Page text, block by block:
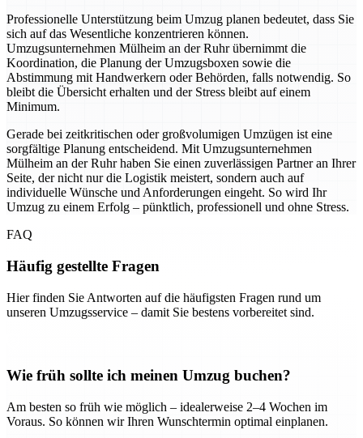
Professionelle Unterstützung beim Umzug planen bedeutet, dass Sie
sich auf das Wesentliche konzentrieren können.
Umzugsunternehmen Mülheim an der Ruhr übernimmt die
Koordination, die Planung der Umzugsboxen sowie die
Abstimmung mit Handwerkern oder Behörden, falls notwendig. So
bleibt die Übersicht erhalten und der Stress bleibt auf einem
Minimum.
Gerade bei zeitkritischen oder großvolumigen Umzügen ist eine
sorgfältige Planung entscheidend. Mit Umzugsunternehmen
Mülheim an der Ruhr haben Sie einen zuverlässigen Partner an Ihrer
Seite, der nicht nur die Logistik meistert, sondern auch auf
individuelle Wünsche und Anforderungen eingeht. So wird Ihr
Umzug zu einem Erfolg – pünktlich, professionell und ohne Stress.
FAQ
Häufig gestellte Fragen
Hier finden Sie Antworten auf die häufigsten Fragen rund um
unseren Umzugsservice – damit Sie bestens vorbereitet sind.
Wie früh sollte ich meinen Umzug buchen?
Am besten so früh wie möglich – idealerweise 2–4 Wochen im
Voraus. So können wir Ihren Wunschtermin optimal einplanen.